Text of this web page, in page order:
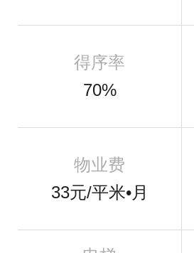
得序率
70%
物业费
33元/平米•月